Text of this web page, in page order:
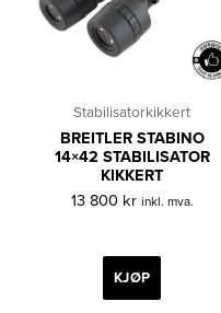
Stabilisatorkikkert
BREITLER STABINO
14×42 STABILISATOR
KIKKERT
13 800 kr inkl. mva.
KJØP